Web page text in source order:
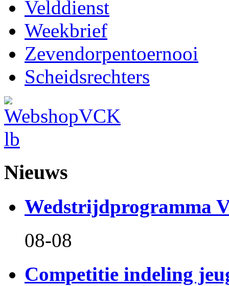
Velddienst
Weekbrief
Zevendorpentoernooi
Scheidsrechters
Nieuws
Wedstrijdprogramma
08-08
Competitie indeling